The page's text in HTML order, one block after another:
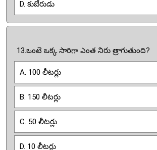
D. కుబేరుడు
13.ఒంటె ఒక్క సారిగా ఎంత నిరు త్రాగుతుంది?
A. 100 లీటర్లు
B. 150 లీటర్లు
C. 50 లీటర్లు
D. 10 లీటర్లు